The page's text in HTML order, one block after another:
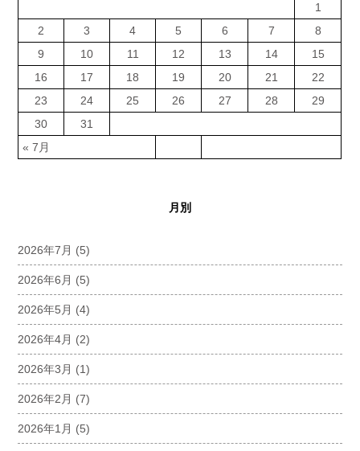
« 7月
1
2
3 4 5 6 7
8
9
10 11 12 13 14
15
16
17 18 19 20 21
22
23
24 25 26 27 28
29
30
31
月別
2026年7月 (5)
2026年6月 (5)
2026年5月 (4)
2026年4月 (2)
2026年3月 (1)
2026年2月 (7)
2026年1月 (5)